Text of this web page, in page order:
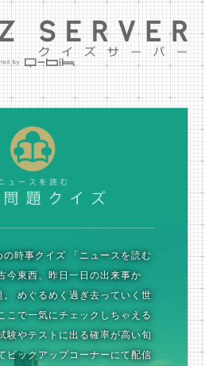
の時事クイズ 「ニュースを読む
今東西、昨日一日の出来事か
めぐるめく過ぎ去っていく世
ここで一気にチェックしちゃえる
験やテストに出る確率が高い旬
ピックアップコーナーにて配信